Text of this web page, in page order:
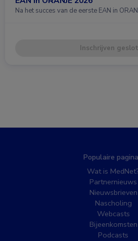
Na het succes van de eerste EAN in
Inschrijven
Populaire
Wat is
Partnernieuws
Nieuwsbrieven
Nascholing
Webcasts
Bijeenkomsten
Podcasts